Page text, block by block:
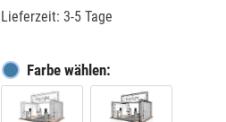
Lieferzeit: 3-5 Tage
Farbe wählen: